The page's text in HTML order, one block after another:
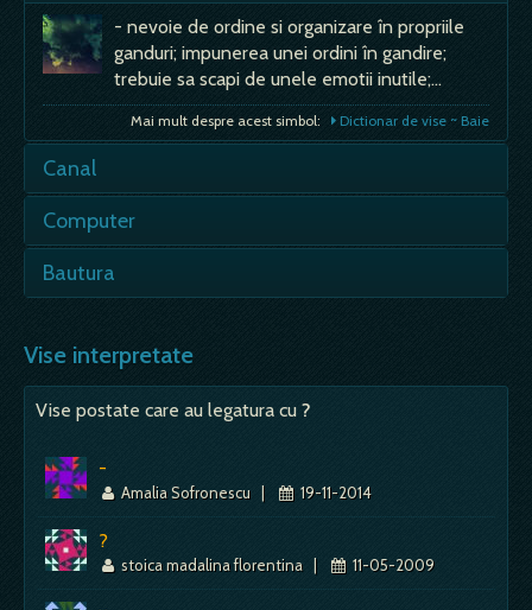
- nevoie de ordine si organizare în propriile
ganduri; impunerea unei ordini în gandire;
trebuie sa scapi de unele emotii inutile;…
Mai mult despre acest simbol: Dictionar de vise ~ Baie
Canal
- apa nu curge in voia ei, ea este dirijata,
mentinuta, intr-un cuvant "canalizata". Daca
Computer
tehnologie, informare si viata moderna. Ti se
computerele reprezinta…
Mai mult despre acest simbol: Dictionar de vise ~ Computer
Bautura
insetat si nu gasesti apa; - daca, totusi, gasesti
apa, iar apa gasita…
Mai mult despre acest simbol:
Vise interpretate
Vise postate care au legatura cu ?
-
Amalia Sofronescu | 19-11-2014
?
stoica madalina florentina | 11-05-2009